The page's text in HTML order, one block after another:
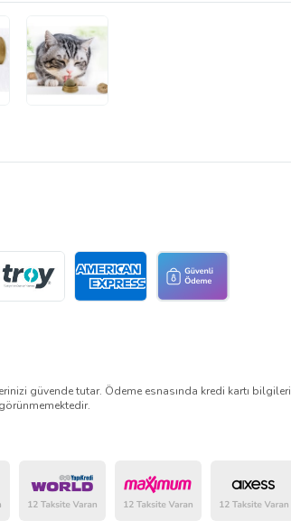
güvende tutar. Ödeme esnasında kredi kartı